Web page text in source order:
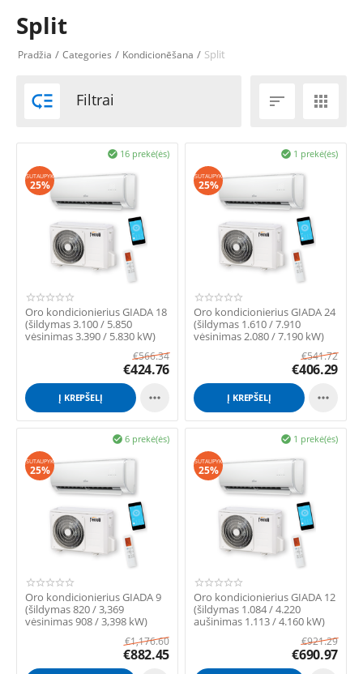
Split
Pradžia / Categories / Kondicionēšana / Split
 Filtrai  
16 prekė(ės)

SUTAUPYK
25%
Oro kondicionierius GIADA 18
(šildymas 3.100 / 5.850
vėsinimas 3.390 / 5.830 kW)
€566.34
€424.76
Į KREPŠELĮ 
1 prekė(ės)

SUTAUPYK
25%
Oro kondicionierius GIADA 24
(šildymas 1.610 / 7.910
vėsinimas 2.080 / 7.190 kW)
€541.72
€406.29
Į KREPŠELĮ 
6 prekė(ės)

SUTAUPYK
25%
Oro kondicionierius GIADA 9
(šildymas 820 / 3,369
vėsinimas 908 / 3,398 kW)
€1,176.60
€882.45
1 prekė(ės)

SUTAUPYK
25%
Oro kondicionierius GIADA 12
(šildymas 1.084 / 4.220
aušinimas 1.113 / 4.160 kW)
€921.29
€690.97